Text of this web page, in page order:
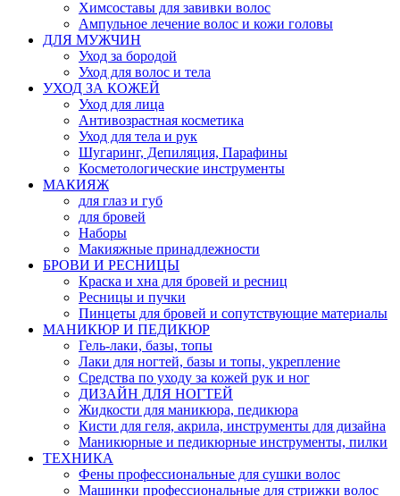
Химсоставы для завивки волос
Ампульное лечение волос и кожи головы
ДЛЯ МУЖЧИН
Уход за бородой
Уход для волос и тела
УХОД ЗА КОЖЕЙ
Уход для лица
Антивозрастная косметика
Уход для тела и рук
Шугаринг, Депиляция, Парафины
Косметологические инструменты
МАКИЯЖ
для глаз и губ
для бровей
Наборы
Макияжные принадлежности
БРОВИ И РЕСНИЦЫ
Краска и хна для бровей и ресниц
Ресницы и пучки
Пинцеты для бровей и сопутствующие материалы
МАНИКЮР И ПЕДИКЮР
Гель-лаки, базы, топы
Лаки для ногтей, базы и топы, укрепление
Средства по уходу за кожей рук и ног
ДИЗАЙН ДЛЯ НОГТЕЙ
Жидкости для маникюра, педикюра
Кисти для геля, акрила, инструменты для дизайна
Маникюрные и педикюрные инструменты, пилки
ТЕХНИКА
Фены профессиональные для сушки волос
Машинки профессиональные для стрижки волос